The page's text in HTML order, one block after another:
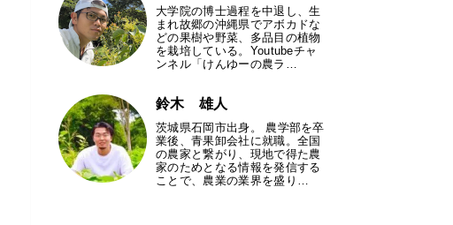
大学院の博士過程を中退し、生
まれ故郷の沖縄県でアボカドな
どの果樹や野菜、多品目の植物
を栽培している。Youtubeチャ
ンネル「けんゆーの農ラ…
鈴木 雄人
茨城県石岡市出身。 農学部を卒
業後、青果卸会社に就職。全国
の農家と繋がり、現地で得た農
家のためとなる情報を発信する
ことで、農業の業界を盛り…